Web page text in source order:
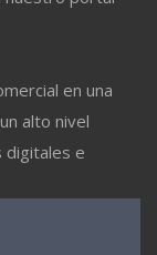
en una
alto nivel
digitales e